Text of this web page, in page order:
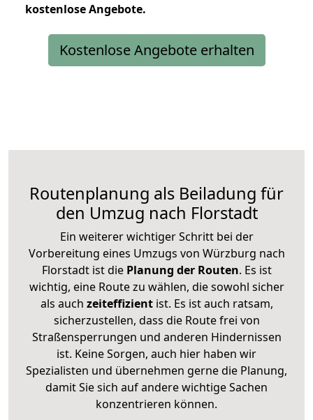
kostenloseAngebote.
Kostenlose Angebote erhalten
Routenplanung als Beiladung für
den Umzug nach Florstadt
Ein weiterer wichtiger Schritt bei der
Vorbereitung eines Umzugs von Würzburg nach
Florstadt ist diePlanung der Routen. Es ist
wichtig, eine Route zu wählen, die sowohl sicher
als auch zeiteffizientist. Es ist auch ratsam,
sicherzustellen, dass die Route frei von
Straßensperrungen und anderen Hindernissen
ist. Keine Sorgen, auch hier haben wir
Spezialisten und übernehmen gerne die Planung,
damit Sie sich auf andere wichtige Sachen
konzentrieren können.